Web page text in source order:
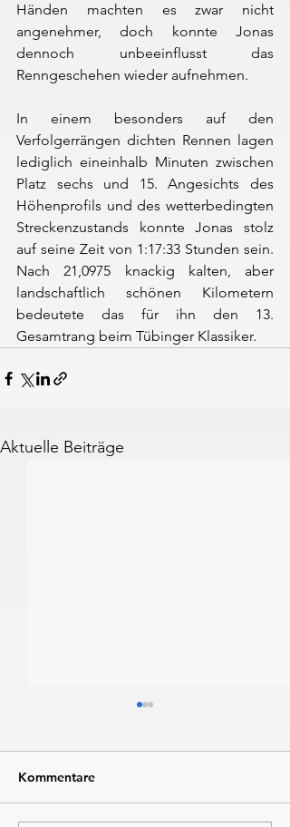
Händen machten es zwar nicht
angenehmer, doch konnte Jonas
dennoch unbeeinflusst das
Renngeschehen wieder aufnehmen.
In einem besonders auf den
Verfolgerrängen dichten Rennen lagen
lediglich eineinhalb Minuten zwischen
Platz sechs und 15. Angesichts des
Höhenprofils und des wetterbedingten
Streckenzustands konnte Jonas stolz
auf seine Zeit von 1:17:33 Stunden sein.
Nach 21,0975 knackig kalten, aber
landschaftlich schönen Kilometern
bedeutete das für ihn den 13.
Gesamtrang beim Tübinger Klassiker.
Aktuelle Beiträge
Kommentare